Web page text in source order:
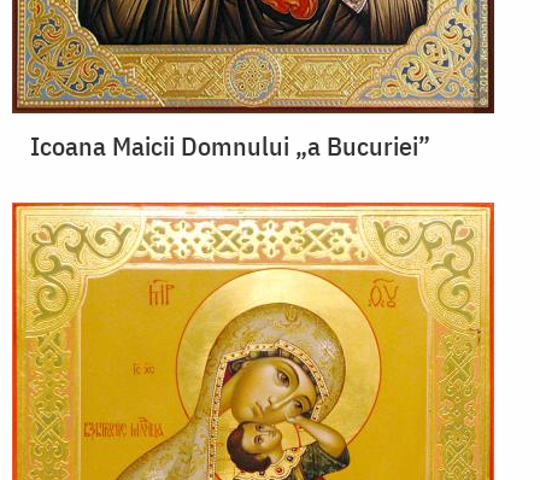
Icoana Maicii Domnului „a Bucuriei”